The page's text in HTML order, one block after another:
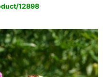
12898